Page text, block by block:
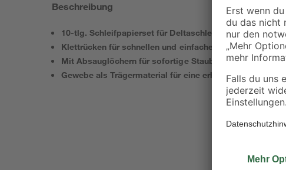
Beschreibung
10-tlg. Schleifpapierset für Deltaschleifer
Klettrücken für schnellen und einfachen Blattwechsel
Mit Absauglöchern für sofortige Staubabsaugung
Gewebe als Trägermaterial für eine erhöhte Lebensdauer